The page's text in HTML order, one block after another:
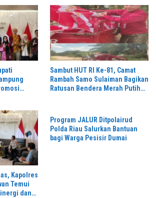
Sambut HUT RI Ke-81, Camat
Rambah Samo Sulaiman Bagikan
Ratusan Bendera Merah Putih
Kapolres
Temui
dan
Program JALUR Ditpolairud
Polda Riau Salurkan Bantuan
bagi Warga Pesisir Dumai